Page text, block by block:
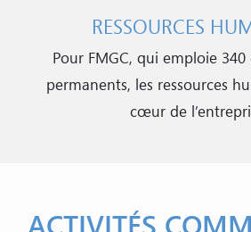
RESSOURCES
Pour FMGC, qui emploie
permanents, les ressources
cœur de